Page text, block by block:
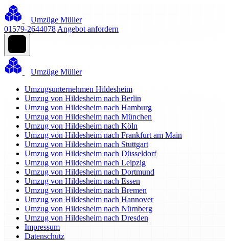
Umzüge Müller
01579-2644078 Angebot anfordern
Umzüge Müller
Umzugsunternehmen Hildesheim
Umzug von Hildesheim nach Berlin
Umzug von Hildesheim nach Hamburg
Umzug von Hildesheim nach München
Umzug von Hildesheim nach Köln
Umzug von Hildesheim nach Frankfurt am Main
Umzug von Hildesheim nach Stuttgart
Umzug von Hildesheim nach Düsseldorf
Umzug von Hildesheim nach Leipzig
Umzug von Hildesheim nach Dortmund
Umzug von Hildesheim nach Essen
Umzug von Hildesheim nach Bremen
Umzug von Hildesheim nach Hannover
Umzug von Hildesheim nach Nürnberg
Umzug von Hildesheim nach Dresden
Impressum
Datenschutz